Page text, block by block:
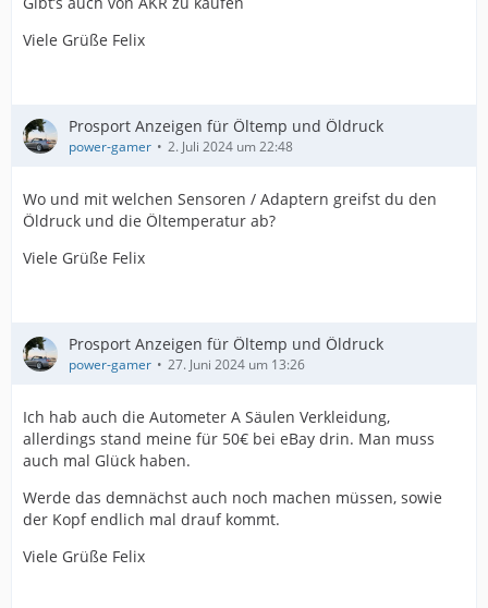
Viele Grüße Felix
Prosport Anzeigen für Öltemp und Öldruck
power-gamer 2. Juli 2024 um 22:48
Wo und mit welchen Sensoren / Adaptern greifst du den
Öldruck und die Öltemperatur ab?
Viele Grüße Felix
Prosport Anzeigen für Öltemp und Öldruck
power-gamer 27. Juni 2024 um 13:26
Ich hab auch die Autometer A Säulen Verkleidung,
allerdings stand meine für 50€ bei eBay drin. Man muss
auch mal Glück haben.
Werde das demnächst auch noch machen müssen, sowie
der Kopf endlich mal drauf kommt.
Viele Grüße Felix